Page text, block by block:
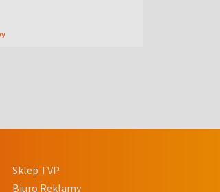
Sklep TVP
Biuro Reklamy